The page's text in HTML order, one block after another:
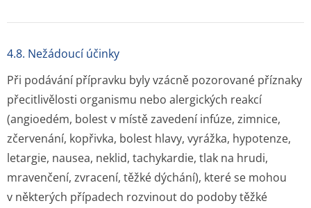
4.8. Nežádoucí účinky
Při podávání přípravku byly vzácně pozorované příznaky
přecitlivělosti organismu nebo alergických reakcí
(angioedém, bolest v místě zavedení infúze, zimnice,
zčervenání, kopřivka, bolest hlavy, vyrážka, hypotenze,
letargie, nausea, neklid, tachykardie, tlak na hrudi,
mravenčení, zvracení, těžké dýchání), které se mohou
v některých případech rozvinout do podoby těžké